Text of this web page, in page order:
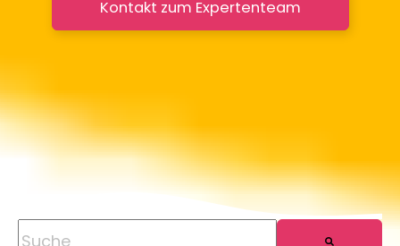
Kontakt zum Expertenteam
Dies ist ein Suchfeld mit einer automatischen